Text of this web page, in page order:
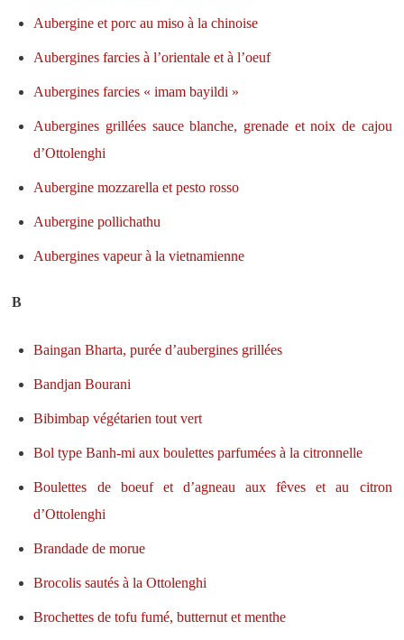
Aubergine et porc au miso à la chinoise
Aubergines farcies à l’orientale et à l’oeuf
Aubergines farcies « imam bayildi »
Aubergines grillées sauce blanche, grenade et noix de cajou
d’Ottolenghi
Aubergine mozzarella et pesto rosso
Aubergine pollichathu
Aubergines vapeur à la vietnamienne
B
Baingan Bharta, purée d’aubergines grillées
Bandjan Bourani
Bibimbap végétarien tout vert
Bol type Banh-mi aux boulettes parfumées à la citronnelle
Boulettes de boeuf et d’agneau aux fêves et au citron
d’Ottolenghi
Brandade de morue
Brocolis sautés à la Ottolenghi
Brochettes de tofu fumé, butternut et menthe